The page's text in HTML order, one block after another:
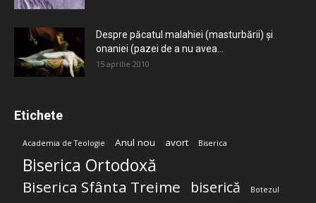
Despre păcatul malahiei (masturbării) şi
onaniei (pazei de a nu avea...
15 aprilie 2010
Etichete
Academia de Teologie Anul nou avort Biserica
Biserica Ortodoxă
Biserica Sfânta Treime biserică Botezul